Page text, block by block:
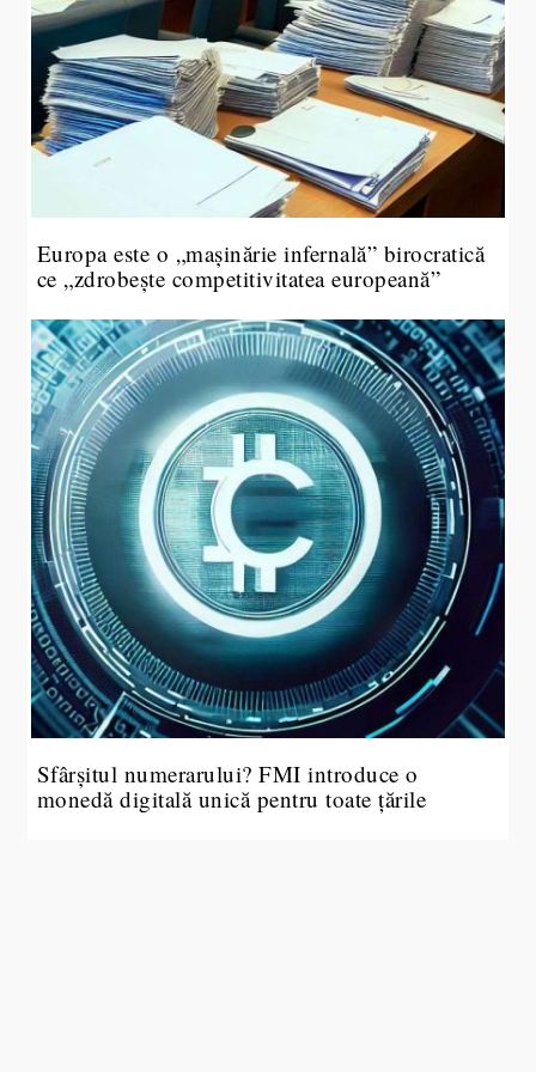
Europa este o „mașinărie infernală” birocratică
ce „zdrobește competitivitatea europeană”
Sfârșitul numerarului? FMI introduce o
monedă digitală unică pentru toate țările